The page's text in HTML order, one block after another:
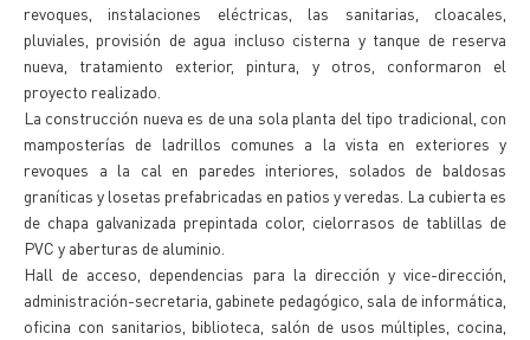
revoques, instalaciones eléctricas, las sanitarias, cloacales,
pluviales, provisión de agua incluso cisterna y tanque de reserva
nueva, tratamiento exterior, pintura, y otros, conformaron el
proyecto realizado.
La construcción nueva es de una sola planta del tipo tradicional, con
mamposterías de ladrillos comunes a la vista en exteriores y
revoques a la cal en paredes interiores, solados de baldosas
graníticas y losetas prefabricadas en patios y veredas. La cubierta es
de chapa galvanizada prepintada color, cielorrasos de tablillas de
PVC y aberturas de aluminio.
Hall de acceso, dependencias para la dirección y vice-dirección,
administración-secretaria, gabinete pedagógico, sala de informática,
oficina con sanitarios, biblioteca, salón de usos múltiples, cocina,